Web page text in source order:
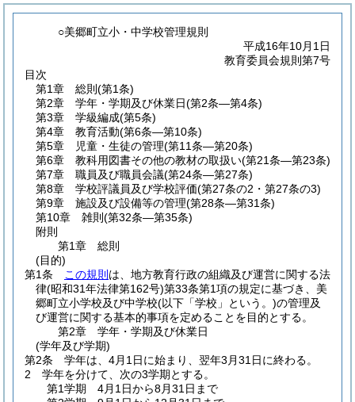
○美郷町立小・中学校管理規則
平成16年10月1日
教育委員会規則第7号
目次
第1章
総則 (第1条)
第2章
学年・学期及び休業日(第2条―第4条)
第3章
学級編成(第5条)
第4章
教育活動(第6条―第10条)
第5章
児童・生徒の管理(第11条―第20条)
第6章
教科用図書その他の教材の取扱い(第21条―第23条)
第7章
職員及び職員会議(第24条―第27条)
第8章
学校評議員及び学校評価(第27条の2・第27条の3)
第9章
施設及び設備等の管理(第28条―第31条)
第10章
雑則 (第32条―第35条)
附則
第1章
総則
(目的)
第1条
この規則 は、地方教育行政の組織及び運営に関する法
律(昭和31年法律第162号)第33条第1項の規定に基づき、美
郷町立小学校及び中学校(以下「学校」という。)の管理及
び運営に関する基本的事項を定めることを目的とする。
第2章
学年・学期及び休業日
(学年及び学期)
第2条
学年は、4月1日に始まり、翌年3月31日に終わる。
2
学年を分けて、次の3学期とする。
第1学期 4月1日から8月31日まで